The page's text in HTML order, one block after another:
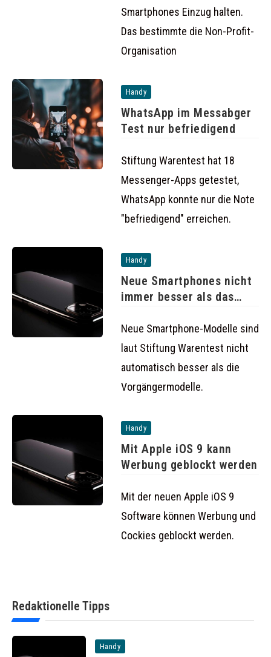
Smartphones Einzug halten.
Das bestimmte die Non-Profit-
Organisation
Handy
WhatsApp im Messabger
Test nur befriedigend
Stiftung Warentest hat 18
Messenger-Apps getestet,
WhatsApp konnte nur die Note
"befriedigend" erreichen.
Handy
Neue Smartphones nicht
immer besser als das
Neue Smartphone-Modelle sind
laut Stiftung Warentest nicht
automatisch besser als die
Vorgängermodelle.
Handy
Mit Apple iOS 9 kann
Werbung geblockt werden
Mit der neuen Apple iOS 9
Software können Werbung und
Cockies geblockt werden.
Redaktionelle Tipps
Handy